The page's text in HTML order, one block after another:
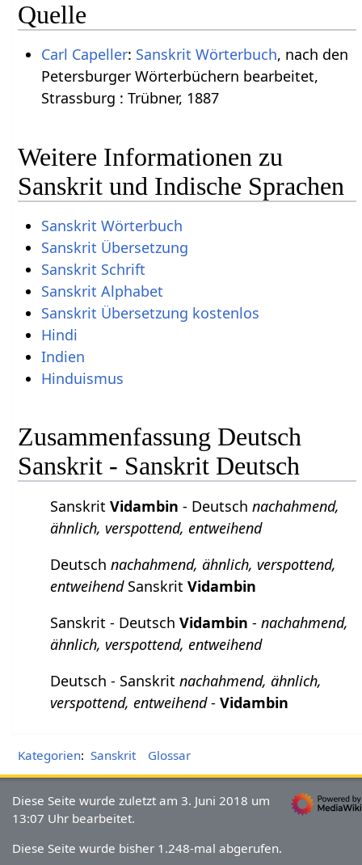
Quelle
Carl Capeller: Sanskrit Wörterbuch, nach den
Petersburger Wörterbüchern bearbeitet,
Strassburg : Trübner, 1887
Weitere Informationen zu
Sanskrit und Indische Sprachen
Sanskrit Wörterbuch
Sanskrit Übersetzung
Sanskrit Schrift
Sanskrit Alphabet
Sanskrit Übersetzung kostenlos
Hindi
Indien
Hinduismus
Zusammenfassung Deutsch
Sanskrit - Sanskrit Deutsch
SanskritVidambin - Deutschnachahmend,
ähnlich, verspottend, entweihend
Deutschnachahmend, ähnlich, verspottend,
entweihendSanskritVidambin
Sanskrit - DeutschVidambin -nachahmend,
ähnlich, verspottend, entweihend
Deutsch - Sanskritnachahmend, ähnlich,
verspottend, entweihend-Vidambin
Kategorien: Sanskrit Glossar
Diese Seite wurde zuletzt am 3. Juni 2018 um
13:07 Uhr bearbeitet.
Diese Seite wurde bisher 1.248-mal abgerufen.